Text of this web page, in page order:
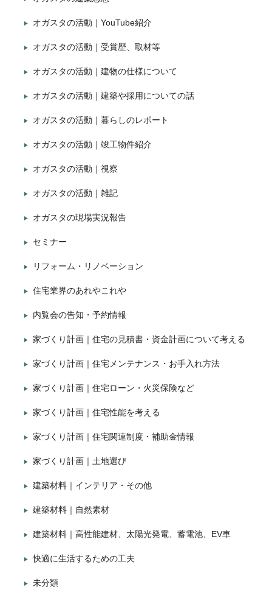
オガスタの活動｜YouTube紹介
オガスタの活動｜受賞歴、取材等
オガスタの活動｜建物の仕様について
オガスタの活動｜建築や採用についての話
オガスタの活動｜暮らしのレポート
オガスタの活動｜竣工物件紹介
オガスタの活動｜視察
オガスタの活動｜雑記
オガスタの現場実況報告
セミナー
リフォーム・リノベーション
住宅業界のあれやこれや
内覧会の告知・予約情報
家づくり計画｜住宅の見積書・資金計画について考える
家づくり計画｜住宅メンテナンス・お手入れ方法
家づくり計画｜住宅ローン・火災保険など
家づくり計画｜住宅性能を考える
家づくり計画｜住宅関連制度・補助金情報
家づくり計画｜土地選び
建築材料｜インテリア・その他
建築材料｜自然素材
建築材料｜高性能建材、太陽光発電、蓄電池、EV車
快適に生活するための工夫
未分類